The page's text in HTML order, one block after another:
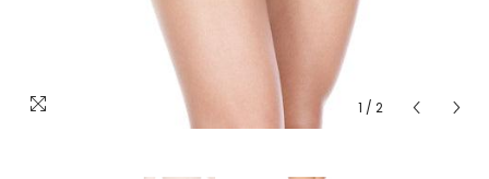
1 / 2